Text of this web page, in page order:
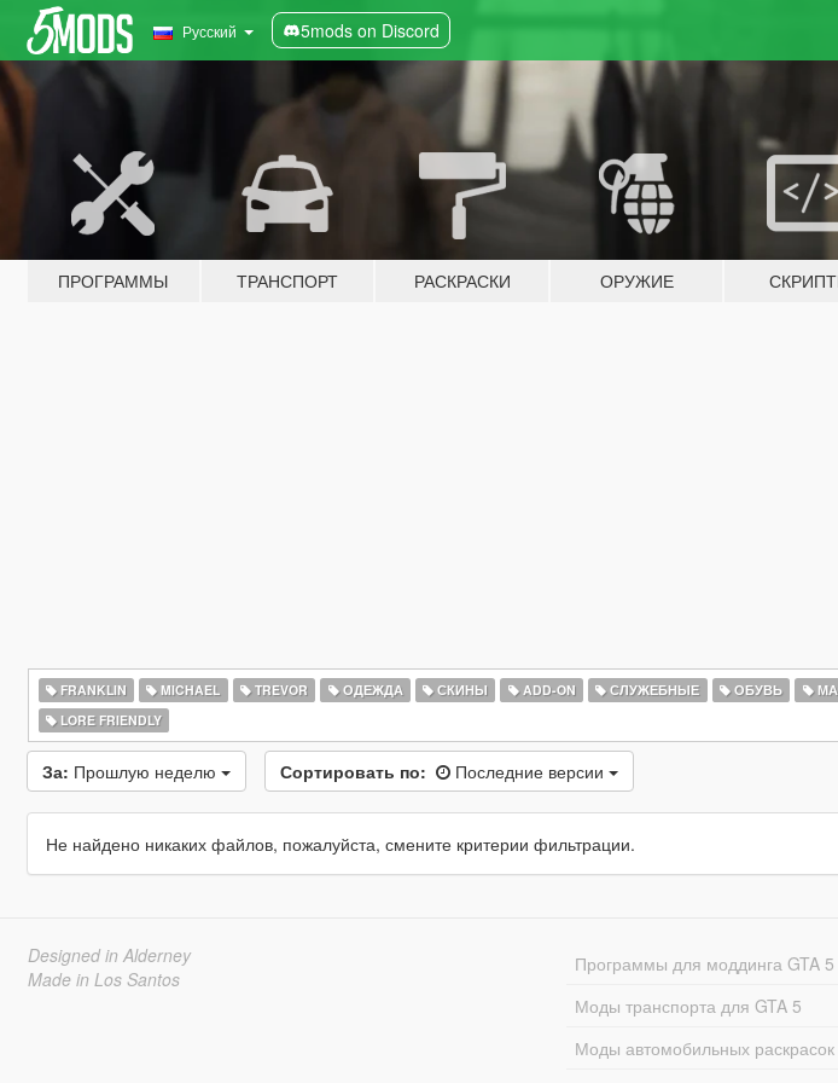
Русский 5mods on Discord
ПРОГРАММЫ ТРАНСПОРТ РАСКРАСКИ ОРУЖИЕ
FRANKLIN MICHAEL TREVOR ОДЕЖДА СКИНЫ ADD-ON СЛУЖЕБНЫЕ ОБУВЬ
LORE FRIENDLY
За: Прошлую неделю Сортировать по: Последние версии
Не найдено никаких файлов, пожалуйста, смените критерии фильтрации.
Designed in Alderney
Made in Los Santos
Программы для моддинга GTA 5
Моды транспорта для GTA 5
Моды автомобильных раскрасок